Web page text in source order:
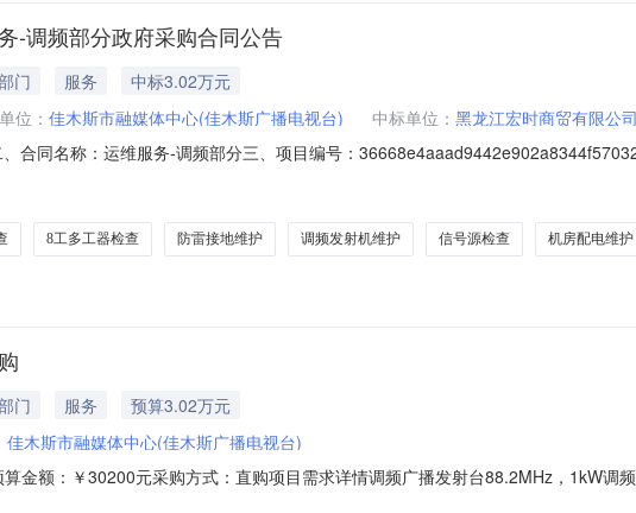
-调频部分政府采购合同公告
门 服务
中标3.02万元
位： 佳木斯市融媒体中心(佳木斯广播电视台) 中标单位： 黑龙江宏时商贸有限公司
合同名称：运维服务-调频部分三、项目编号：
六、合同主要信息主要标的：序号名称数量(单位)单价(元)总价(元)规格
8工多工器检查 防雷接地维护 调频发射机维护 信号源检查 机房配电维护
门 服务
预算3.02万元
佳木斯市融媒体中心(佳木斯广播电视台)
金额：￥30200元采购方式：直购项目需求详情调频广播发射台88.2MHz，1kW调